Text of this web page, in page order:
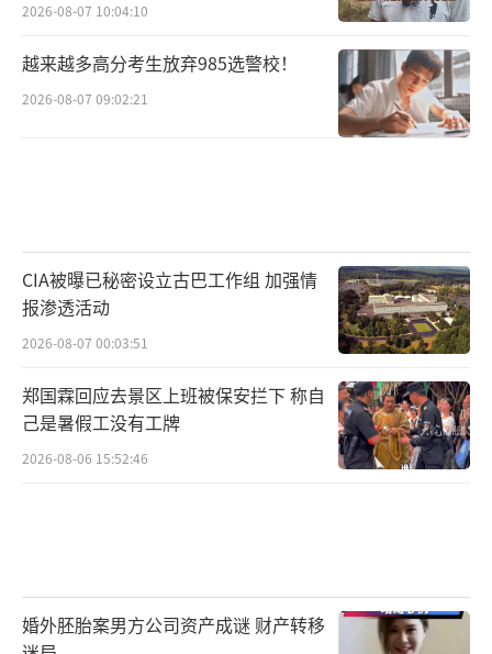
2026-08-07 10:04:10
越来越多高分考生放弃985选警校！
2026-08-07 09:02:21
CIA被曝已秘密设立古巴工作组 加强情
报渗透活动
2026-08-07 00:03:51
郑国霖回应去景区上班被保安拦下 称自
己是暑假工没有工牌
2026-08-06 15:52:46
婚外胚胎案男方公司资产成谜 财产转移